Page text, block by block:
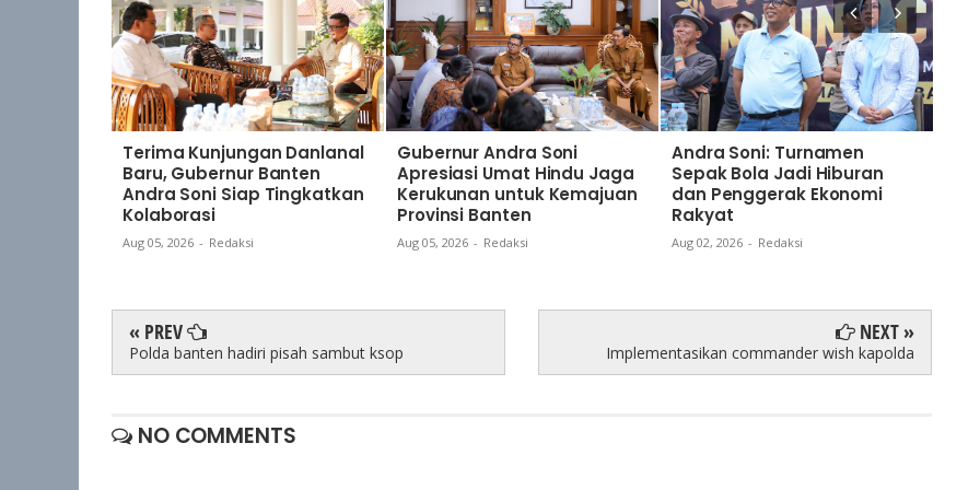
Terima Kunjungan Danlanal
Baru, Gubernur Banten
Andra Soni Siap Tingkatkan
Kolaborasi
Aug 05, 2026 - Redaksi
Gubernur Andra Soni
Apresiasi Umat Hindu Jaga
Kerukunan untuk Kemajuan
Provinsi Banten
Aug 05, 2026 - Redaksi
Andra Soni: Turnamen
Sepak Bola Jadi Hiburan
dan Penggerak Ekonomi
Rakyat
Aug 02, 2026 - Redaksi
« PREV
Polda banten hadiri pisah sambut ksop
NEXT »
Implementasikan commander wish kapolda
NO COMMENTS